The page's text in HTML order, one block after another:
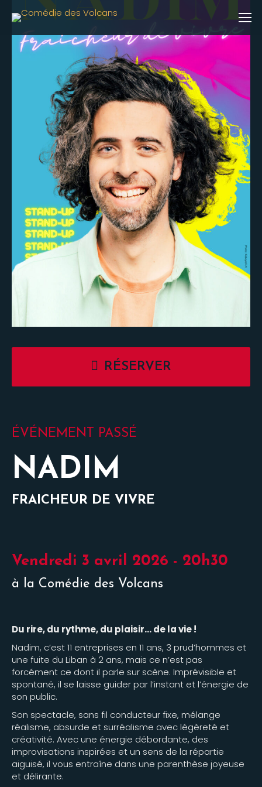
RÉSERVER
ÉVÉNEMENT PASSÉ
NADIM
FRAICHEUR DE VIVRE
Vendredi 3 avril 2026 - 20h30
à la Comédie des Volcans
Du rire, du rythme, du plaisir… de la vie !
Nadim, c’est 11 entreprises en 11 ans, 3 prud’hommes et
une fuite du Liban à 2 ans, mais ce n’est pas
forcément ce dont il parle sur scène. Imprévisible et
spontané, il se laisse guider par l’instant et l’énergie de
son public.
Son spectacle, sans fil conducteur fixe, mélange
réalisme, absurde et surréalisme avec légèreté et
créativité. Avec une énergie débordante, des
improvisations inspirées et un sens de la répartie
aiguisé, il vous entraîne dans une parenthèse joyeuse
et délirante.